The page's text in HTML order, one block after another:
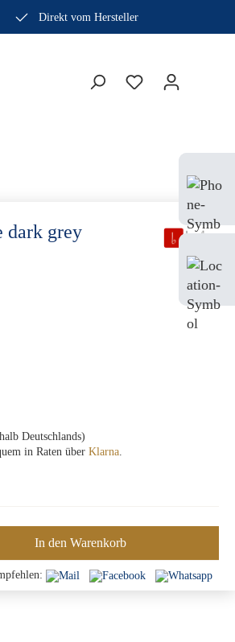
Direkt vom Hersteller
dark grey
Deutschlands)
in Raten über Klarna.
In den Warenkorb